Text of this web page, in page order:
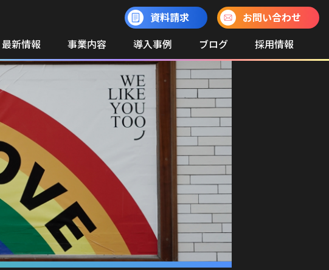
最新情報 事業内容 導入事例 ブログ 採用情報
資料請求 お問い合わせ